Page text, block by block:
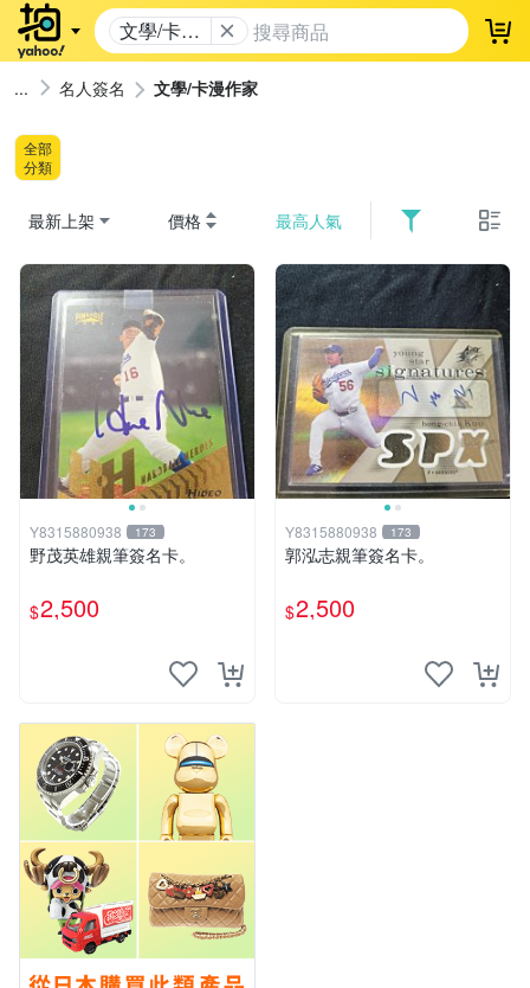
文學/卡漫
作家
登
名人簽名 文學/卡漫作家
全部
分類
最新上架 價格 最高人氣
Y8315880938 173
野茂英雄親筆簽名卡。
$2,500
Y8315880938 173
郭泓志親筆簽名卡。
$2,500